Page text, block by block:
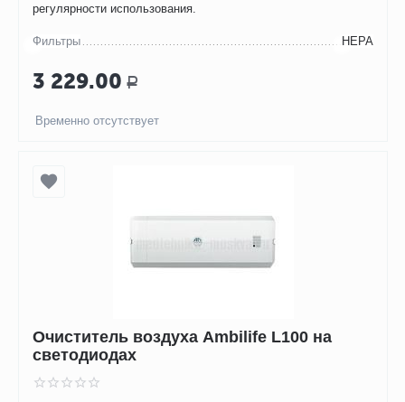
регулярности использования.
Фильтры НЕРА
3 229.00 Р
Временно отсутствует
Очиститель воздуха Ambilife L100 на
светодиодах